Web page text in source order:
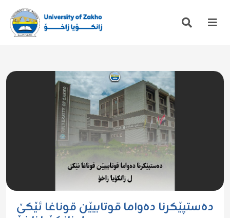
دەستپێکرنا دەواما قوتابیێن قوناغا ئێکێ